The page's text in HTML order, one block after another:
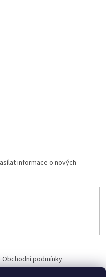
informace o nových
Obchodní podmínky